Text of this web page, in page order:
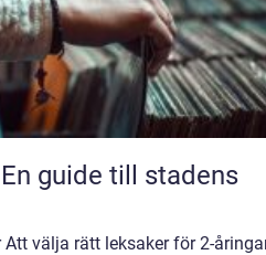
guide till stadens
välja rätt leksaker för 2-